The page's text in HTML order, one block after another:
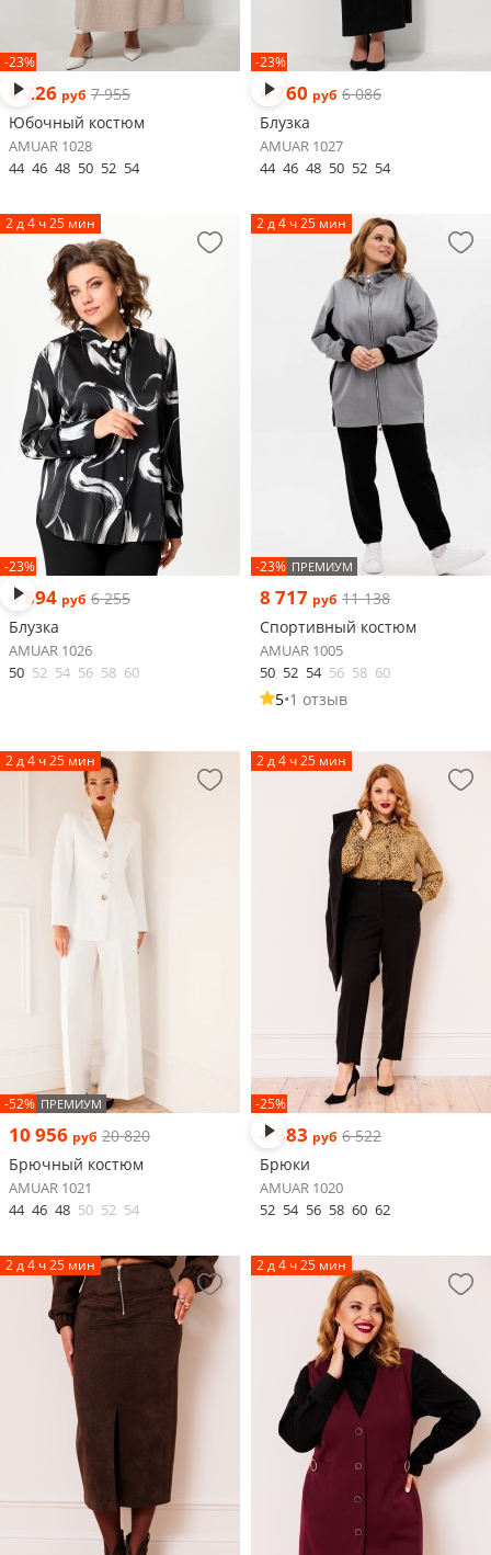
-23%
6 226 руб 7 955
Юбочный костюм
AMUAR 1028
44 46 48 50 52 54
-23%
4 760 руб 6 086
Блузка
AMUAR 1027
44 46 48 50 52 54
2 д 4 ч 25 мин
-23%
4 894 руб 6 255
Блузка
AMUAR 1026
50 52 54 56 58 60
2 д 4 ч 25 мин
-23% ПРЕМИУМ
8 717 руб 11 138
Спортивный костюм
AMUAR 1005
50 52 54 56 58 60
5•1 отзыв
2 д 4 ч 25 мин
-52% ПРЕМИУМ
10 956 руб 20 820
Брючный костюм
AMUAR 1021
44 46 48 50 52 54
2 д 4 ч 25 мин
-25%
4 983 руб 6 522
Брюки
AMUAR 1020
52 54 56 58 60 62
2 д 4 ч 25 мин 2 д 4 ч 25 мин